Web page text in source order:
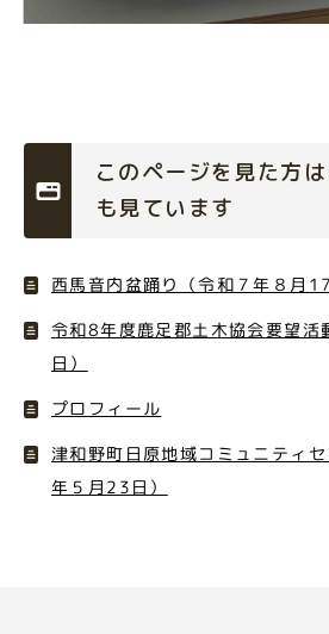
このページを見た方
も見ています
西馬音内盆踊り（令和７年８月17
令和8年度鹿足郡土木協会要望活
日）
プロフィール
津和野町日原地域コミュニティ
年５月23日）